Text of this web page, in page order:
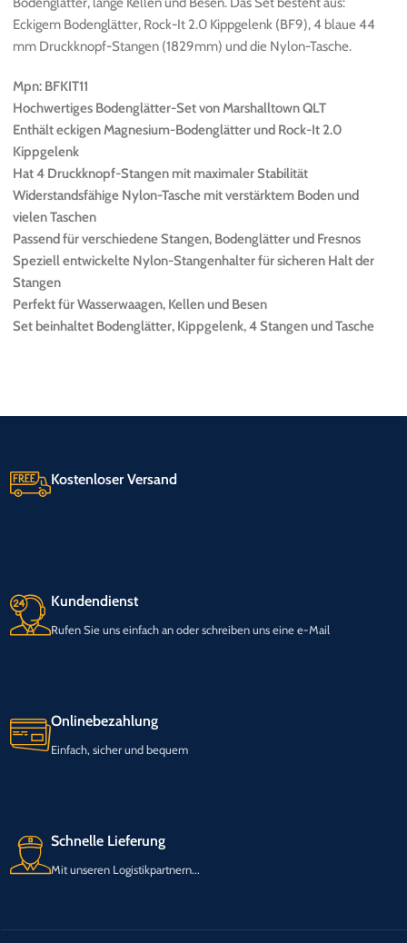
Eckigem Bodenglätter, Rock-It 2.0 Kippgelenk (BF9), 4 blaue 44
mm Druckknopf-Stangen (1829mm) und die Nylon-Tasche.
Mpn: BFKIT11
Hochwertiges Bodenglätter-Set von Marshalltown QLT
Enthält eckigen Magnesium-Bodenglätter und Rock-It 2.0
Kippgelenk
Hat 4 Druckknopf-Stangen mit maximaler Stabilität
Widerstandsfähige Nylon-Tasche mit verstärktem Boden und
vielen Taschen
Passend für verschiedene Stangen, Bodenglätter und Fresnos
Speziell entwickelte Nylon-Stangenhalter für sicheren Halt der
Stangen
Perfekt für Wasserwaagen, Kellen und Besen
Set beinhaltet Bodenglätter, Kippgelenk, 4 Stangen und Tasche
Kostenloser Versand
Kundendienst
Rufen Sie uns einfach an oder schreiben uns eine e-Mail
Onlinebezahlung
Einfach, sicher und bequem
Schnelle Lieferung
Mit unseren Logistikpartnern...